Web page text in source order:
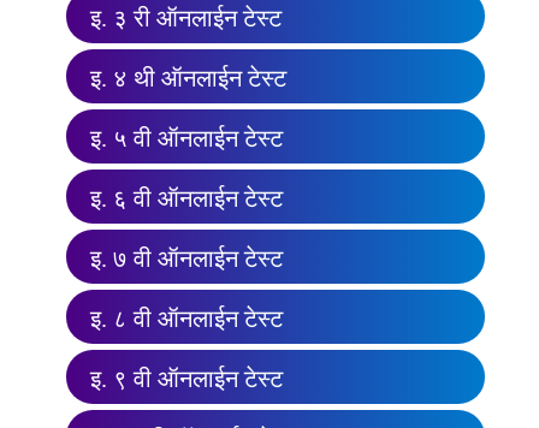
इ. ३ री ऑनलाईन टेस्ट
इ. ४ थी ऑनलाईन टेस्ट
इ. ५ वी ऑनलाईन टेस्ट
इ. ६ वी ऑनलाईन टेस्ट
इ. ७ वी ऑनलाईन टेस्ट
इ. ८ वी ऑनलाईन टेस्ट
इ. ९ वी ऑनलाईन टेस्ट